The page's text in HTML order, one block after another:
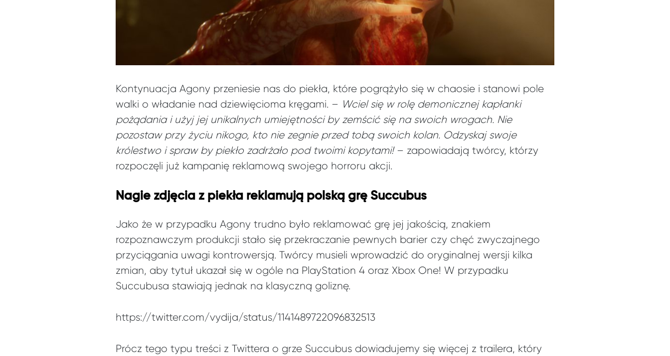
Kontynuacja Agony przeniesie nas do piekła, które pogrążyło się w chaosie i stanowi pole
walki o władanie nad dziewięcioma kręgami. – Wciel się w rolę demonicznej kapłanki
pożądania i użyj jej unikalnych umiejętności by zemścić się na swoich wrogach. Nie
pozostaw przy życiu nikogo, kto nie zegnie przed tobą swoich kolan. Odzyskaj swoje
królestwo i spraw by piekło zadrżało pod twoimi kopytami!– zapowiadają twórcy, którzy
rozpoczęli już kampanię reklamową swojego horroru akcji.
Nagie zdjęcia z piekła reklamują polską grę Succubus
Jako że w przypadku Agony trudno było reklamować grę jej jakością, znakiem
rozpoznawczym produkcji stało się przekraczanie pewnych barier czy chęć zwyczajnego
przyciągania uwagi kontrowersją. Twórcy musieli wprowadzić do oryginalnej wersji kilka
zmian, aby tytuł ukazał się w ogóle na PlayStation 4 oraz Xbox One! W przypadku
Succubusa stawiają jednak na klasyczną goliznę.
https://twitter.com/vydija/status/1141489722096832513
Prócz tego typu treści z Twittera o grze Succubus dowiadujemy się więcej z trailera, który